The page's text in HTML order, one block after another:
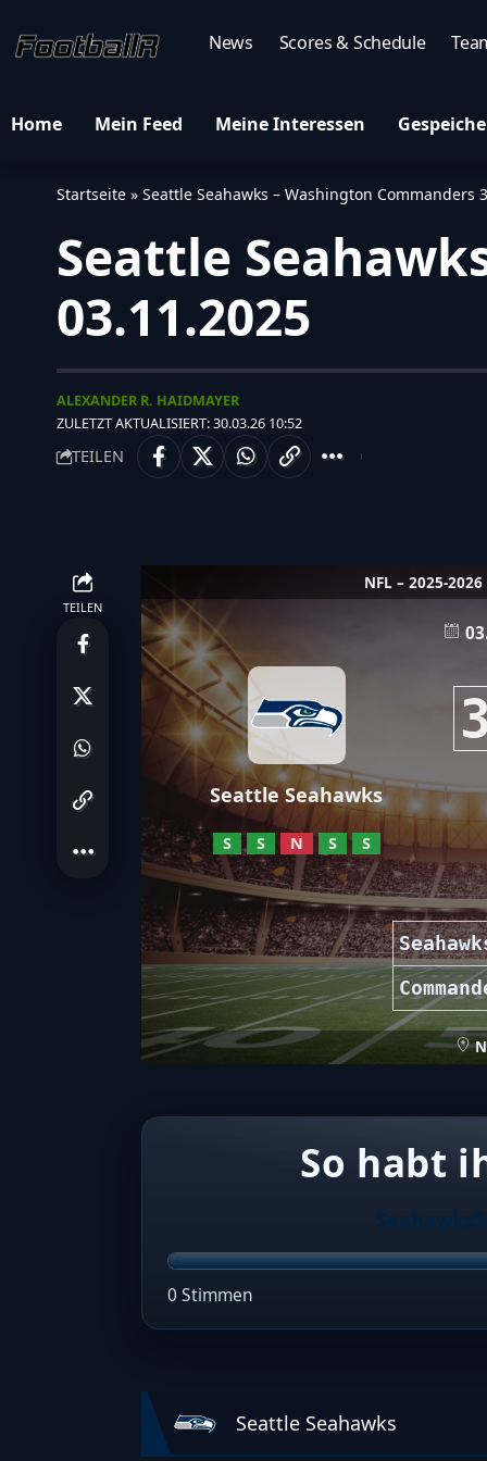
News Scores & Schedule
Home Mein Feed Meine Interessen
Startseite » Seattle Seahawks – Washington Commanders
Seattle
03.11.2025
ZULETZT AKTUALISIERT: 30.03.26 10:52
ALEXANDER R. HAIDMAYER
TEILEN
TEILEN
NFL – 2025-2026
Seattle Seahawks
S S N S S
So habt
0 Stimmen
Seattle Seahawks